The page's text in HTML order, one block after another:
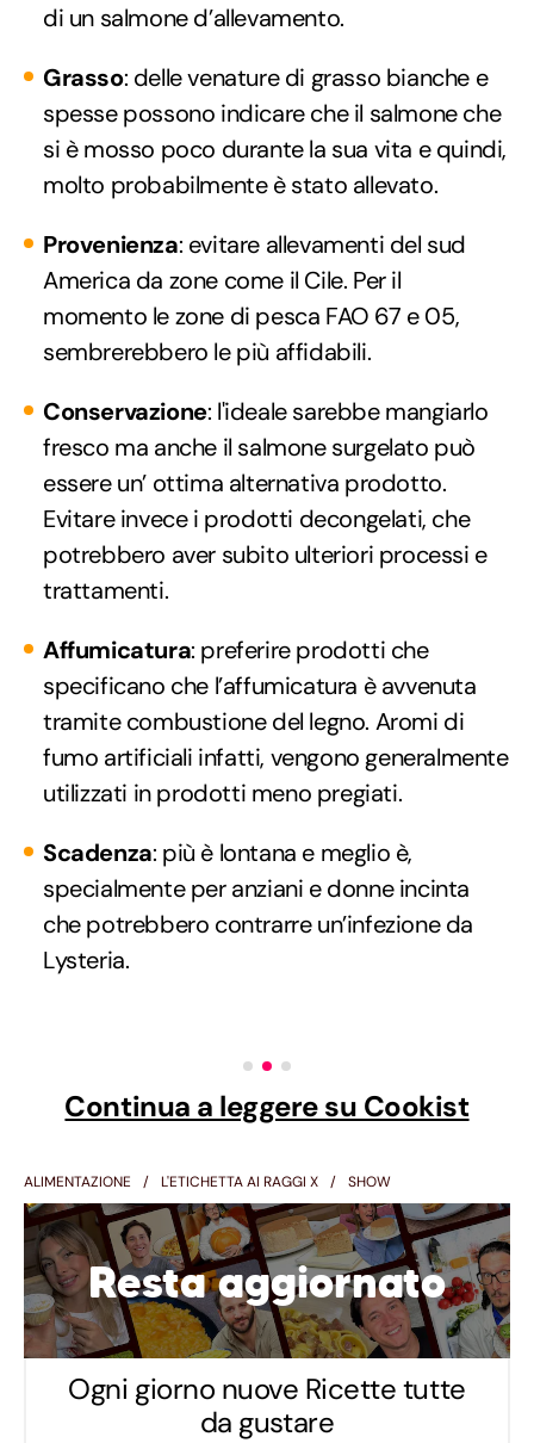
di un salmone d’allevamento.
Grasso: delle venature di grasso bianche e
spesse possono indicare che il salmone che
si è mosso poco durante la sua vita e quindi,
molto probabilmente è stato allevato.
Provenienza: evitare allevamenti del sud
America da zone come il Cile. Per il
momento le zone di pesca FAO 67 e 05,
sembrerebbero le più affidabili.
Conservazione: l'ideale sarebbe mangiarlo
fresco ma anche il salmone surgelato può
essere un’ ottima alternativa prodotto.
Evitare invece i prodotti decongelati, che
potrebbero aver subito ulteriori processi e
trattamenti.
Affumicatura: preferire prodotti che
specificano che l’affumicatura è avvenuta
tramite combustione del legno. Aromi di
fumo artificiali infatti, vengono generalmente
utilizzati in prodotti meno pregiati.
Scadenza: più è lontana e meglio è,
specialmente per anziani e donne incinta
che potrebbero contrarre un’infezione da
Lysteria.
Continua a leggere su Cookist
ALIMENTAZIONE L'ETICHETTA AI RAGGI X SHOW
Resta aggiornato
Ogni giorno nuove Ricette tutte
da gustare